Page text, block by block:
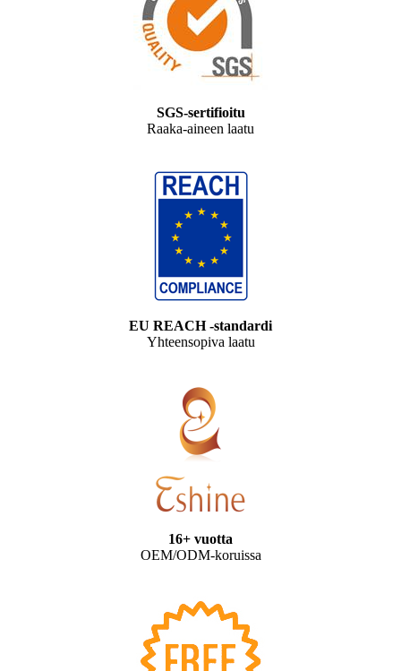
SGS-sertifioitu
Raaka-aineen laatu
EU REACH -standardi
Yhteensopiva laatu
16+ vuotta
OEM/ODM-koruissa